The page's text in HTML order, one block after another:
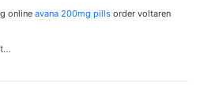
online avana 200mg pills order voltaren